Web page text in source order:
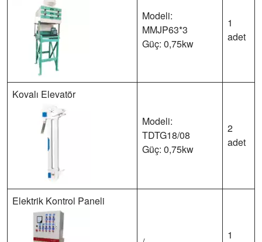
Modeli:
MMJP63*3
Güç: 0,75kw
1
adet
Kovalı Elevatör
Modeli:
TDTG18/08
Güç: 0,75kw
2
adet
Elektrik Kontrol Paneli
1